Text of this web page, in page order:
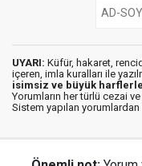
UYARI: Küfür, hakaret,
içeren, imla kuralları ile
isimsiz ve büyük harflerle
Yorumların her türlü cezai
Sistem yapılan